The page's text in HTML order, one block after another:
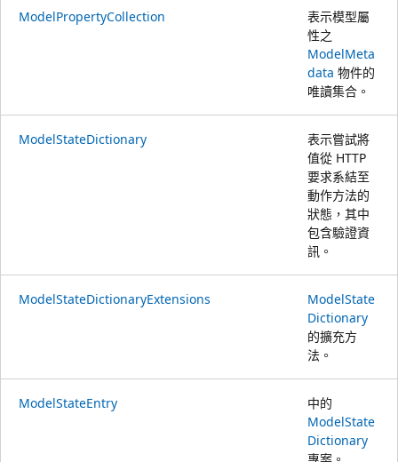
ModelPropertyCollection
表示模型屬
性之
ModelMeta
data 物件的
唯讀集合。
ModelStateDictionary
表示嘗試將
值從 HTTP
要求系結至
動作方法的
狀態，其中
包含驗證資
訊。
ModelStateDictionaryExtensions
ModelState
Dictionary
的擴充方
法。
ModelStateEntry
中的
ModelState
Dictionary
專案。